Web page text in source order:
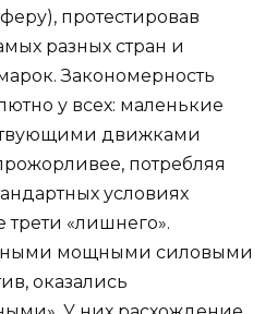
протестировав
разных стран и
Закономерность
у всех: маленькие
движками
потребляя
условиях
«лишнего».
мощными силовыми
оказались